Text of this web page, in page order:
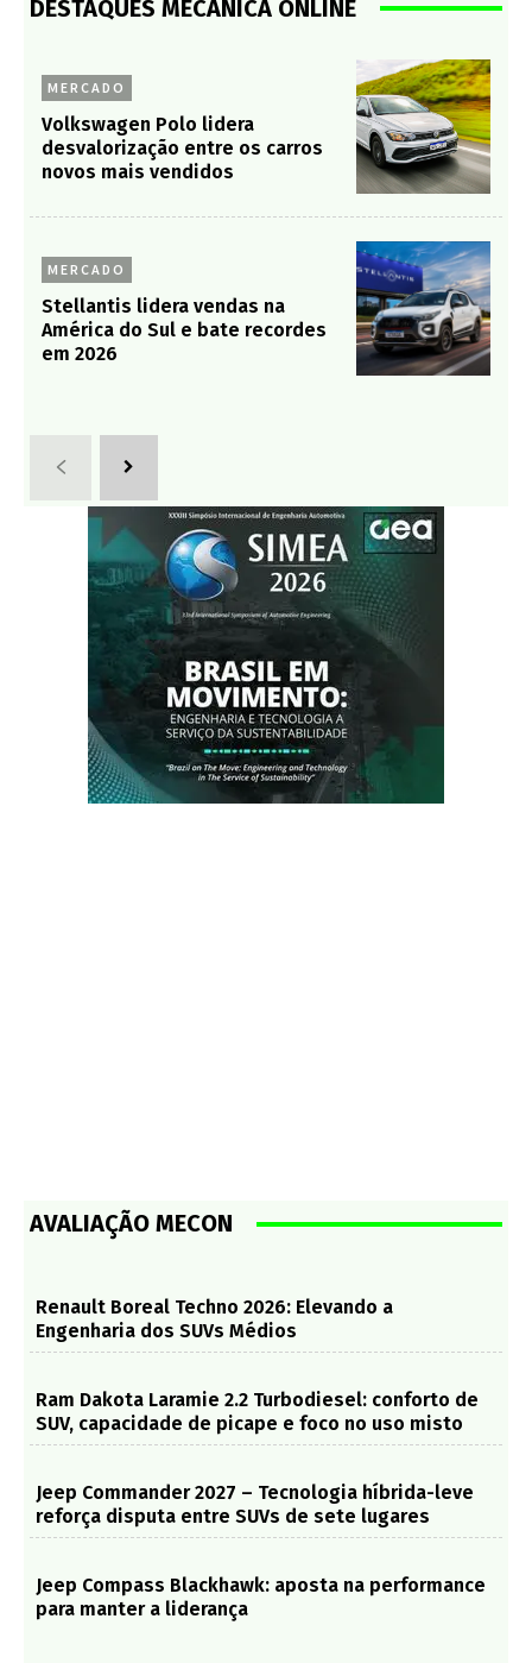
DESTAQUES MECÂNICA ONLINE
MERCADO
Volkswagen Polo lidera
desvalorização entre os carros
novos mais vendidos
MERCADO
Stellantis lidera vendas na
América do Sul e bate recordes
em 2026
AVALIAÇÃO MECON
Renault Boreal Techno 2026: Elevando a
Engenharia dos SUVs Médios
Ram Dakota Laramie 2.2 Turbodiesel: conforto de
SUV, capacidade de picape e foco no uso misto
Jeep Commander 2027 – Tecnologia híbrida-leve
reforça disputa entre SUVs de sete lugares
Jeep Compass Blackhawk: aposta na performance
para manter a liderança